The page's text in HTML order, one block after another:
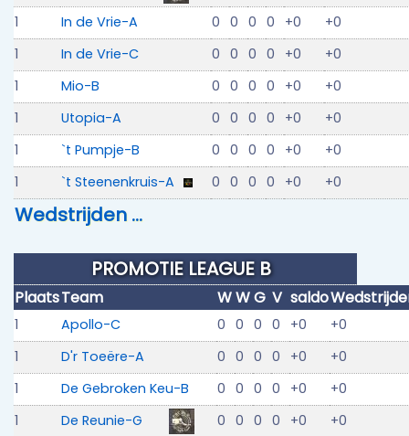
1
In de Vrie-A 0 0 0 0 +0
+0
1
In de Vrie-C 0 0 0 0 +0
+0
1
Mio-B 0 0 0 0 +0
+0
1
Utopia-A 0 0 0 0 +0
+0
1
`t Pumpje-B 0 0 0 0 +0
+0
1
`t Steenenkruis-A 0 0 0 0 +0 +0
Wedstrijden …
PROMOTIE LEAGUE B
PlaatsTeam WWG V saldo
1 Apollo-C 0 0 0 0 +0
+0
1
D'r Toeëre-A 0 0 0 0 +0
+0
1
De Gebroken Keu-B 0 0 0 0 +0
+0
1
De Reunie-G 0 0 0 0 +0
+0